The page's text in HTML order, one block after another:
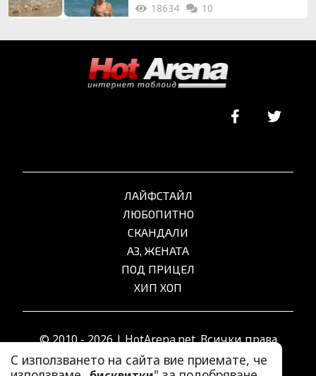
18634 10
С използването на сайта вие приемате, че
ЛАЙФСТАЙЛ
ЛЮБОПИТНО
СКАНДАЛИ
АЗ, ЖЕНАТА
ПОД ПРИЦЕЛ
ХИП ХОП
© 2010 - 2026 | HotArena.net. Всички права
запазени.